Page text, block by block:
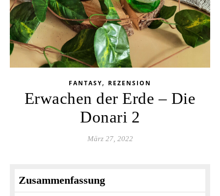
FANTASY, REZENSION
Erwachen der Erde – Die
Donari 2
März 27, 2022
Zusammenfassung